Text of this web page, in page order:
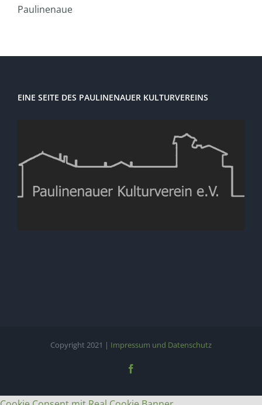
Paulinenaue
EINE SEITE DES PAULINENAUER KULTURVEREINS
Copyright 2021 | Impressum und Datenschutz